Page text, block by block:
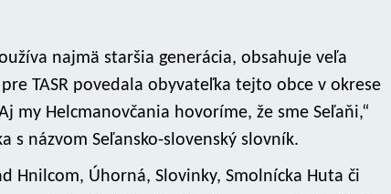
najmä staršia generácia, obsahuje veľa
TASR povedala obyvateľka tejto obce v okrese
my Helcmanovčania hovoríme, že sme Seľaňi,“
s názvom Seľansko-slovenský slovník.
Hnilcom, Úhorná, Slovinky, Smolnícka Huta či